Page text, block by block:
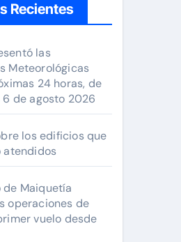
Recientes
las
Meteorológicas
24 horas, de
de agosto 2026
los edificios que
atendidos
Maiquetía
operaciones de
vuelo desde